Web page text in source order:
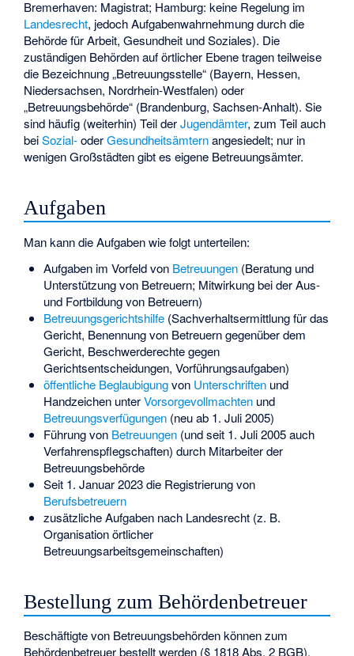
Bremerhaven: Magistrat; Hamburg: keine Regelung im
Landesrecht, jedoch Aufgabenwahrnehmung durch die
Behörde für Arbeit, Gesundheit und Soziales). Die
zuständigen Behörden auf örtlicher Ebene tragen teilweise
die Bezeichnung „Betreuungsstelle“ (Bayern, Hessen,
Niedersachsen, Nordrhein-Westfalen) oder
„Betreuungsbehörde“ (Brandenburg, Sachsen-Anhalt). Sie
sind häufig (weiterhin) Teil derJugendämter, zum Teil auch
beiSozial-oderGesundheitsämternangesiedelt; nur in
wenigen Großstädten gibt es eigene Betreuungsämter.
Aufgaben
Man kann die Aufgaben wie folgt unterteilen:
Aufgaben im Vorfeld von Betreuungen(Beratung und
Unterstützung von Betreuern; Mitwirkung bei der Aus-
und Fortbildung von Betreuern)
Betreuungsgerichtshilfe(Sachverhaltsermittlung für das
Gericht, Benennung von Betreuern gegenüber dem
Gericht, Beschwerderechte gegen
Gerichtsentscheidungen, Vorführungsaufgaben)
öffentliche Beglaubigungvon Unterschriftenund
Handzeichen unterVorsorgevollmachtenund
Betreuungsverfügungen(neu ab 1. Juli 2005)
Führung von Betreuungen(und seit 1. Juli 2005 auch
Verfahrenspflegschaften) durch Mitarbeiter der
Betreuungsbehörde
Seit 1. Januar 2023 die Registrierung von
Berufsbetreuern
zusätzliche Aufgaben nach Landesrecht (z. B.
Organisation örtlicher
Betreuungsarbeitsgemeinschaften)
Bestellung zum Behördenbetreuer
Beschäftigte von Betreuungsbehörden können zum
Behördenbetreuer bestellt werden (§ 1818 Abs. 2 BGB).